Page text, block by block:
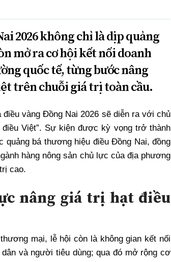
2026 không chỉ là dịp quảng
mở ra cơ hội kết nối doanh
quốc tế, từng bước nâng
trên chuỗi giá trị toàn cầu.
vàng Đồng Nai 2026 sẽ diễn ra với chủ
Việt”. Sự kiện được kỳ vọng trở thành
quảng bá thương hiệu điều Đồng Nai, đồng
hàng nông sản chủ lực của địa phương
cao.
nâng giá trị hạt điều
mại, lễ hội còn là không gian kết nối
và người tiêu dùng; qua đó mở rộng cơ